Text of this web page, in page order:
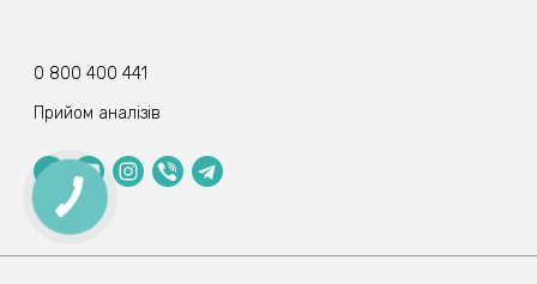
0 800 400 441
Прийом аналізів
КНОПКА
ЗВ'ЯЗКУ